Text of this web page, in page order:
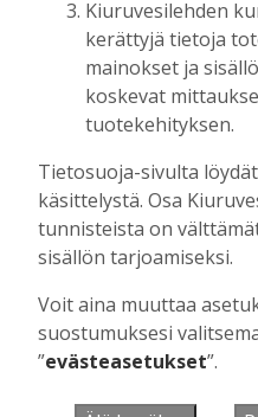
Unohtuiko
se tästä.
Käyntiosoite :
Kiuruvesi Lehti oy
Niemistenkatu 4
Kiuruvesi
Kiuruvesilehden
kerättyjä tietoja
mainokset ja
koskevat
tuotekehityksen.
Tietosuoja-sivulta
käsittelystä. Osa
tunnisteista on
sisällön tarjoamiseksi.
Voit aina muuttaa
suostumuksesi
”evästeasetukset”.